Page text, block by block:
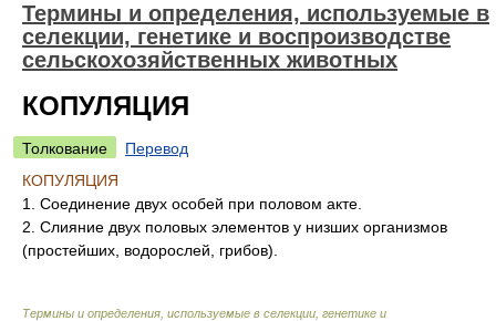
Термины и определения, используемые в
селекции, генетике и воспроизводстве
сельскохозяйственных животных
КОПУЛЯЦИЯ
Толкование
Перевод
КОПУЛЯЦИЯ
1. Соединение двух особей при половом акте.
2. Слияние двух половых элементов у низших организмов
(простейших, водорослей, грибов).
Термины и определения, используемые в селекции, генетике и